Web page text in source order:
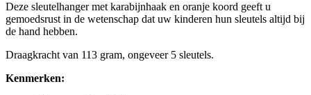
Deze sleutelhanger met karabijnhaak en oranje koord geeft u
gemoedsrust in de wetenschap dat uw kinderen hun sleutels altijd bij
de hand hebben.
Draagkracht van 113 gram, ongeveer 5 sleutels.
Kenmerken: